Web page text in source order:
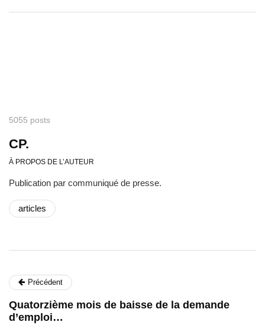
5055 posts
CP.
À PROPOS DE L’AUTEUR
Publication par communiqué de presse.
articles
Précédent
Quatorzième mois de baisse de la demande
d’emploi…